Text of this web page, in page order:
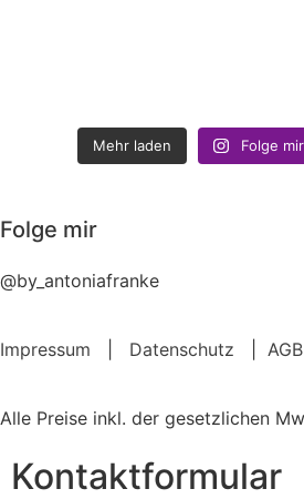
Mehr laden Folge
Folge mir
@by_antoniafranke
Impressum Datenschutz AGB
Alle Preise inkl. der gesetzlichen
Kontaktformular